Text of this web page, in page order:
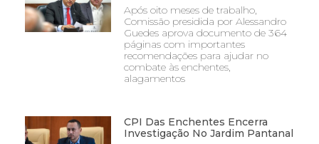
Após oito meses de trabalho,
Comissão presidida por Alessandro
Guedes aprova documento de 364
páginas com importantes
recomendações para ajudar no
combate às enchentes,
alagamentos
CPI Das Enchentes Encerra
Investigação No Jardim Pantanal